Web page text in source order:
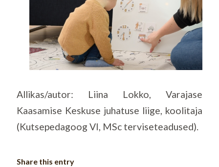
Allikas/autor: Liina Lokko, Varajase
Kaasamise Keskuse juhatuse liige, koolitaja
(Kutsepedagoog VI, MSc terviseteadused).
Share this entry